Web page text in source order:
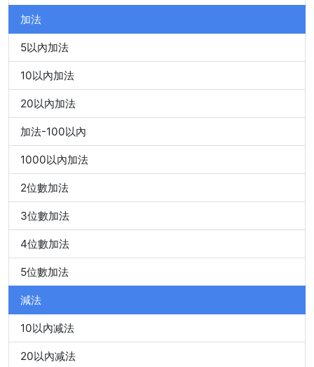
加法
5以內加法
10以內加法
20以內加法
加法-100以內
1000以內加法
2位數加法
3位數加法
4位數加法
5位數加法
減法
10以內减法
20以內减法